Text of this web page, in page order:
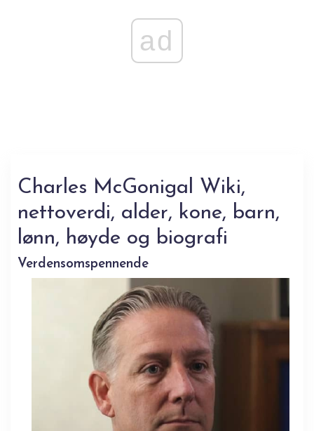
ad
Charles McGonigal Wiki,
nettoverdi, alder, kone, barn,
lønn, høyde og biografi
Verdensomspennende